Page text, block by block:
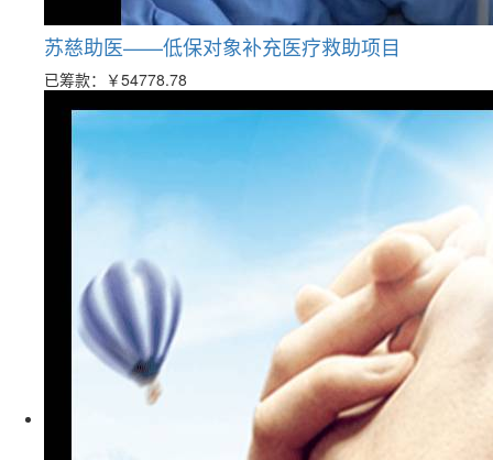
苏慈助医——低保对象补充医疗救助项目
已筹款： ￥54778.78